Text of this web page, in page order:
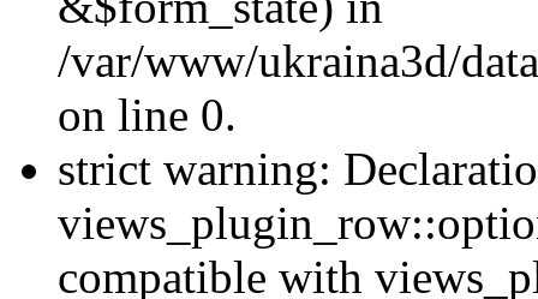
/var/www/ukraina3d/
on line 0.
strict warning:
compatible with